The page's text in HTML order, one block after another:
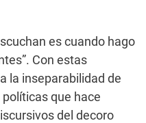
es cuando hago
Con estas
la inseparabilidad de
que hace
del decoro